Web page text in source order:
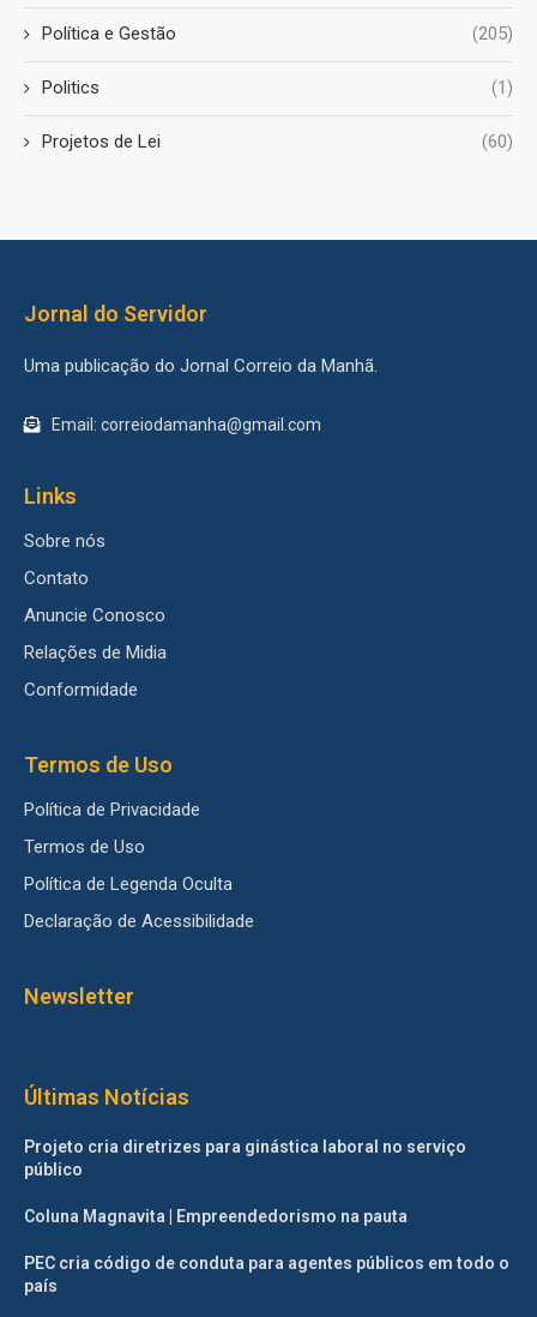
Política e Gestão (205)
Politics (1)
Projetos de Lei (60)
Jornal do Servidor
Uma publicação do Jornal Correio da Manhã.
Email: correiodamanha@gmail.com
Links
Sobre nós
Contato
Anuncie Conosco
Relações de Midia
Conformidade
Termos de Uso
Política de Privacidade
Termos de Uso
Política de Legenda Oculta
Declaração de Acessibilidade
Newsletter
Últimas Notícias
Projeto cria diretrizes para ginástica laboral no serviço
público
Coluna Magnavita | Empreendedorismo na pauta
PEC cria código de conduta para agentes públicos em todo o
país